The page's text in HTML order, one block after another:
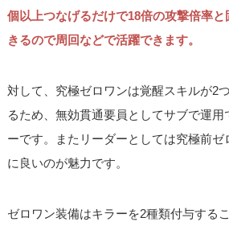
個以上つなげるだけで18倍の攻撃倍率
きるので周回などで活躍できます。
対して、究極ゼロワンは覚醒スキルが2
るため、無効貫通要員としてサブで運用
ーです。またリーダーとしては究極前ゼ
に良いのが魅力です。
ゼロワン装備はキラーを2種類付与する